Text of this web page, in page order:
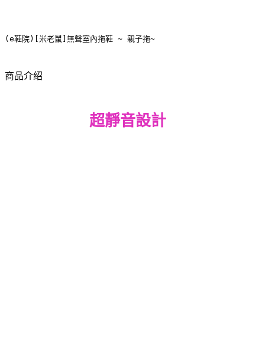
(e鞋院)[米老鼠]無聲室內拖鞋 ~ 親子拖~
商品介绍
超靜音設計